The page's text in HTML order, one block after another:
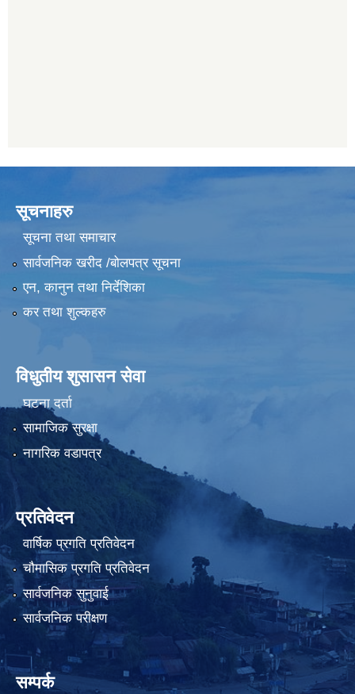
सूचनाहरु
सूचना तथा समाचार
सार्वजनिक खरीद /बोलपत्र सूचना
एन, कानुन तथा निर्देशिका
कर तथा शुल्कहरु
विधुतीय शुसासन सेवा
घटना दर्ता
सामाजिक सुरक्षा
नागरिक वडापत्र
प्रतिवेदन
वार्षिक प्रगति प्रतिवेदन
चौमासिक प्रगति प्रतिवेदन
सार्वजनिक सुनुवाई
सार्वजनिक परीक्षण
सम्पर्क